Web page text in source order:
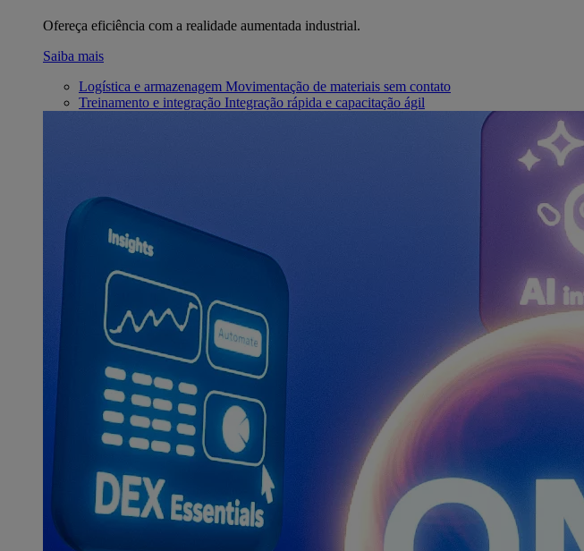
Ofereça eficiência com a realidade aumentada industrial.
Saiba mais
Logística e armazenagem Movimentação de materiais sem contato
Treinamento e integração Integração rápida e capacitação ágil